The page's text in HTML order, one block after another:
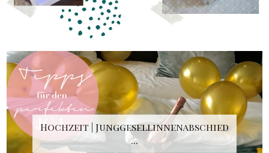
Hochzeit | Junggesellinnenabschied
...